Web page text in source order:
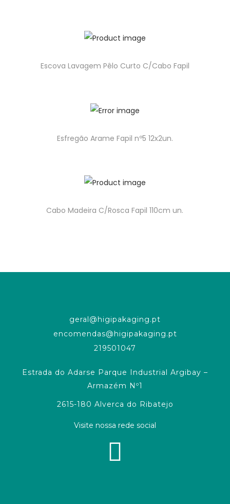
Escova Lavagem Pêlo Curto C/Cabo Fapil
Esfregão Arame Fapil nº5 12x2un.
Cabo Madeira C/Rosca Fapil 110cm un.
geral@higipakaging.pt
encomendas@higipakaging.pt
219501047
Estrada do Adarse Parque Industrial Argibay –
Armazém Nº1
2615-180 Alverca do Ribatejo
Visite nossa rede social